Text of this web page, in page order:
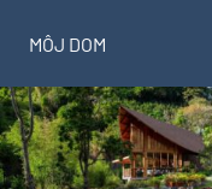
MÔJ DOM